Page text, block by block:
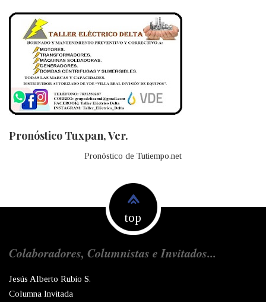
Pronóstico Tuxpan, Ver.
Pronóstico de Tutiempo.net
top
Colaboradores, Columnistas e Invitados...
Jesús Alberto Rubio S.
Columna Invitada